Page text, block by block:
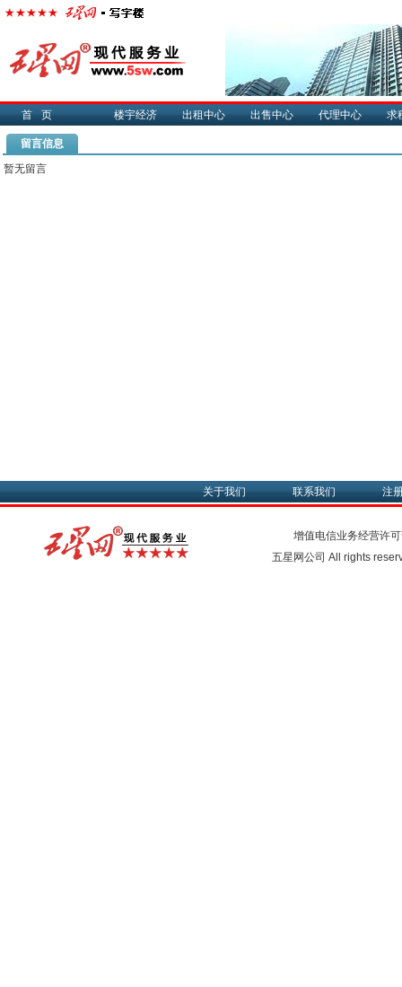
首页 楼宇经济 出租中心 出售中心 代理中心 求
留言信息
暂无留言
关于我们 联系我们 注
增值电信业务经营许
五星网公司 All rights